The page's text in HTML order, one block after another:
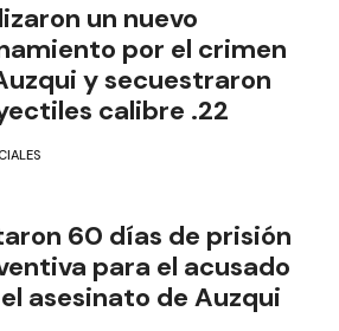
un nuevo
por el crimen
y secuestraron
calibre .22
60 días de prisión
para el acusado
asesinato de Auzqui